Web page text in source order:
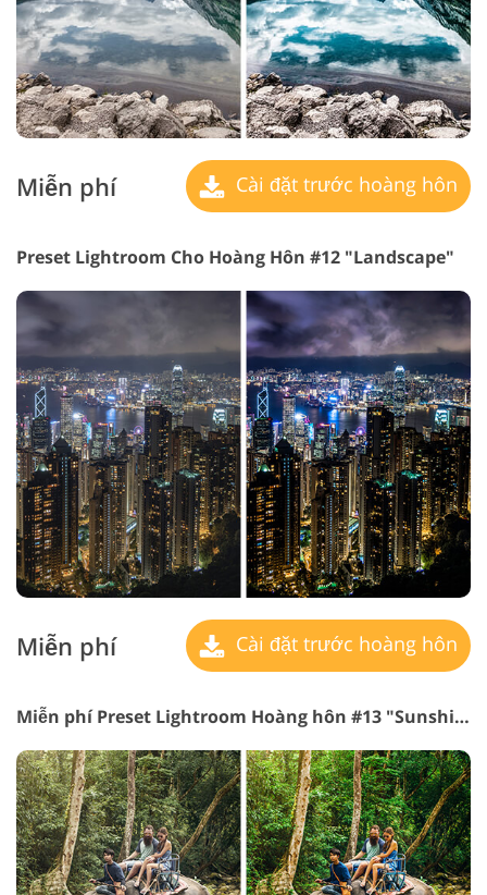
Miễn phí Cài đặt trước hoàng hôn
Preset Lightroom Cho Hoàng Hôn #12 "Landscape"
Miễn phí Cài đặt trước hoàng hôn
Miễn phí Preset Lightroom Hoàng hôn #13 "Sunshine"